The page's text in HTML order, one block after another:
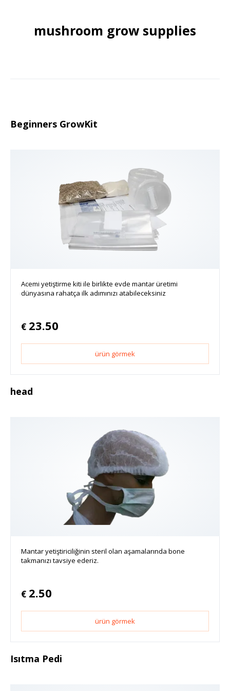
mushroom grow supplies
Beginners GrowKit
Acemi yetiştirme kiti ile birlikte evde mantar üretimi
dünyasına rahatça ilk adımınızı atabileceksiniz
€ 23.50
ürün görmek
head
Mantar yetiştiriciliğinin steril olan aşamalarında bone
takmanızı tavsiye ederiz.
€ 2.50
ürün görmek
Isıtma Pedi